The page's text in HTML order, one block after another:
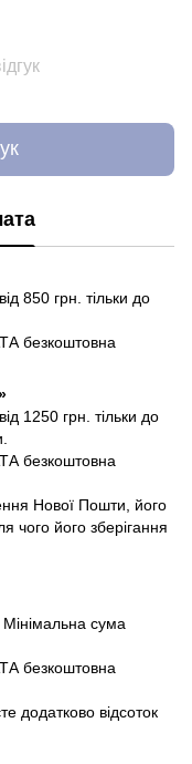
850 грн. тільки до
безкоштовна
1250 грн. тільки до
безкоштовна
Нової Пошти, його
чого його зберігання
сума
безкоштовна
додатково відсоток